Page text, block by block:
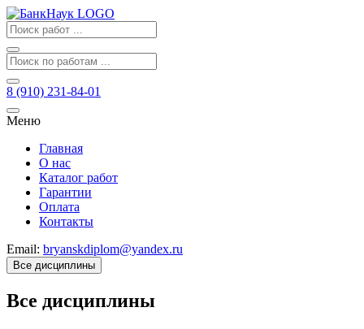
8 (910) 231-84-01
Меню
Главная
О нас
Каталог работ
Гарантии
Оплата
Контакты
Email: bryanskdiplom@yandex.ru
Все дисциплины
Все дисциплины